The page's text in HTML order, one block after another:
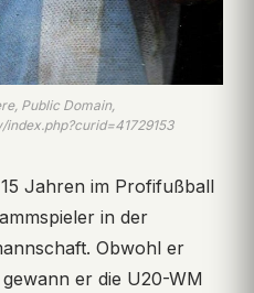
Public Domain,
Jahren im Profifußball
in der
Obwohl er
er die U20-WM